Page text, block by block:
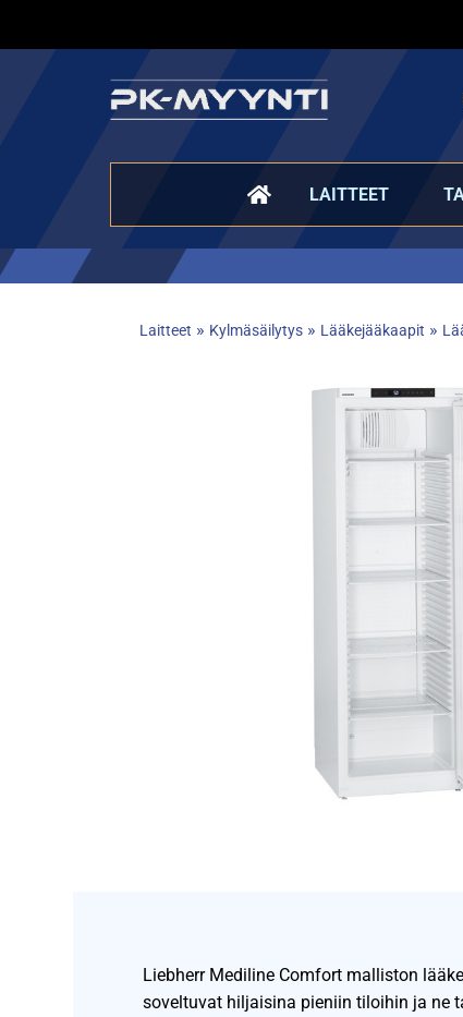
LAITTEET
Laitteet » Kylmäsäilytys» Lääkejääkaapit »
Liebherr Mediline Comfort malliston
soveltuvat hiljaisina pieniin tiloihin ja ne